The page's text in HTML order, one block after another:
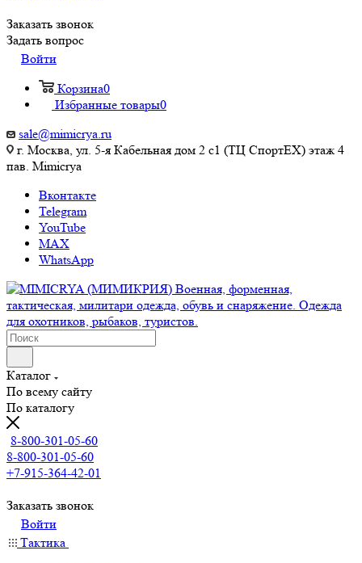
Заказать звонок
Задать вопрос
Войти
Корзина0
Избранные товары0
sale@mimicrya.ru
г. Москва, ул. 5-я Кабельная дом 2 с1 (ТЦ СпортEX) этаж 4
пав. Mimicrya
Вконтакте
Telegram
YouTube
MAX
WhatsApp
Каталог
По всему сайту
По каталогу
8-800-301-05-60
8-800-301-05-60
+7-915-364-42-01
Заказать звонок
Войти
Тактика